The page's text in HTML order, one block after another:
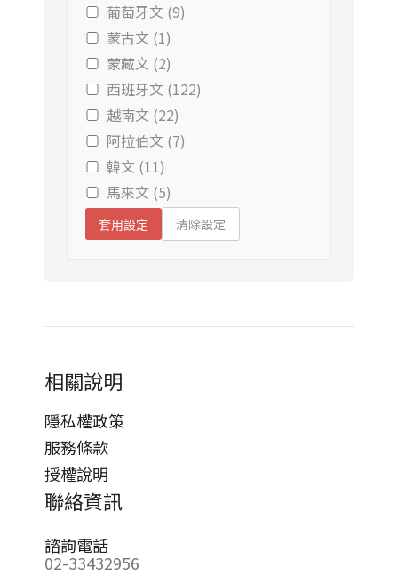
葡萄牙文 (9)
蒙古文 (1)
蒙藏文 (2)
西班牙文 (122)
越南文 (22)
阿拉伯文 (7)
韓文 (11)
馬來文 (5)
套用設定 清除設定
相關說明
隱私權政策
服務條款
授權說明
聯絡資訊
諮詢電話
02-33432956